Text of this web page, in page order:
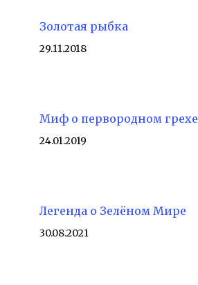
Золотая рыбка
29.11.2018
Миф о первородном грехе
24.01.2019
Легенда о Зелёном Мире
30.08.2021